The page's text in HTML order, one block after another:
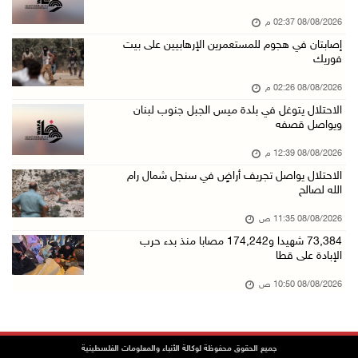
08/آب/2026 12:08 م
42 الف مسافر تنقلوا عبر معبر الكرامة الأسبوع ...
08/آب/2026 11:44 ص
منتخبنا الوطني للتايكواندو يستهل مشاركته في ب ...
08/آب/2026 11:06 ص
"فانا": الثقافة البحرينية تـصون الهوية الوطني ...
08/آب/2026 10:50 ص
مستعمرون إرهابيون يهاجمون منزلا ويقتحمون مناط ...
قوات الاحتلال تجري تحقيقات ميدانية مع عشرات ا ...
08/08/2026 02:37 م
إصابتان في هجوم للمستعمرين الإرهابيين على بيت
فوريك
08/08/2026 02:26 م
الاحتلال يتوغل في بلدة ميس الجبل جنوب لبنان
ويواصل قصفه
08/08/2026 12:39 م
الاحتلال يواصل تجريف أراضٍ في سنجل شمال رام
الله لصالح
08/08/2026 11:35 ص
73,384 شهيدا و174,242 مصابا منذ بدء حرب
الإبادة على قطا
08/08/2026 10:50 ص
جميع الحقوق محفوظة لوكالة الأنباء والمعلومات الفلسطينية